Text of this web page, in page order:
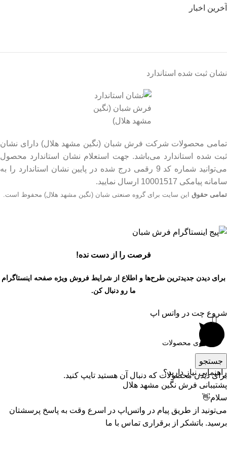
آخرین اخبار
نشان ثبت شده استاندارد
تمامی محصولات شرکت فرش شبان (نگین مشهد هلال) دارای نشان
ثبت شده استاندارد می‌باشد. جهت استعلام نشان استاندارد محصول
می‌توانید شماره کد 9 رقمی درج شده در پایین نشان استاندارد را به
سامانه پیامکی 10001517 ارسال نمایید.
تمامی حقوق این سایت برای گروه صنعتی شبان (نگین مشهد هلال) محفوظ است.
فرصت را از دست نده!
برای دیدن جدیدترین طرح‌ها و اطلاع از شرایط فروش ویژه صفحه اینستاگرام
ما رو دنبال کن.
جستجو
برای دیدن محصولات که دنبال آن هستید تایپ کنید.
شروع چت در واتس اپ
راهنمایی نیاز دارید؟
پشتیبانی فرش نگین مشهد هلال
سلام👋
می‌تونید از طریق پیام در واتس‌اپ در اسرع وقت به پاسخ پرسشتان
برسید. باتشکر از برقراری تماس با ما